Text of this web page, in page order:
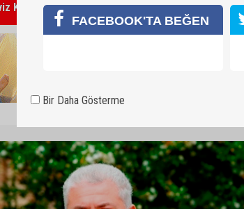
Kurları
FACEBOOK'TA BEĞEN
Bir Daha Gösterme